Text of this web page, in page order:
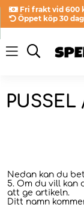
Fri frakt vid 600
Öppet köp 30
Nedan kan du
5. Om du vill kan
att ge artikeln.
Ditt namn